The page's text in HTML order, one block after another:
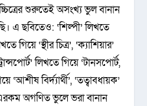
শুরুতেই অসংখ্য ভুল বানান
এ ছবিতেও: ‘শিল্পী’ লিখতে
গিয়ে ‘স্থীর চিত্র’, ‘ক্যাশিয়ার’
লিখতে গিয়ে ‘টানসপোর্ট,
‘আশীষ বির্দ্যার্থী’, ‘তত্বাবধায়ক’
অগণিত ভুলে ভরা বানান